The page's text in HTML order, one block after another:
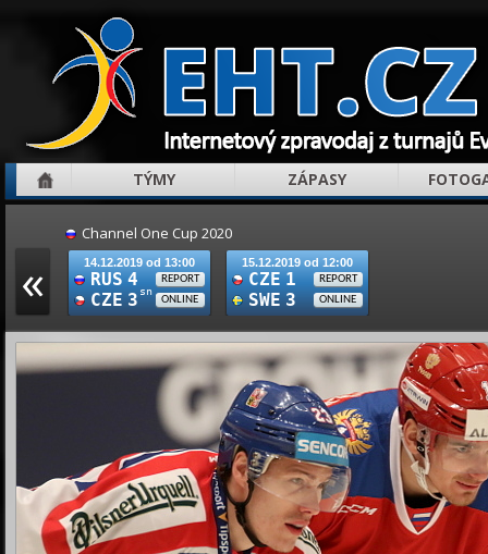
TÝMY ZÁPASY
«
Channel One Cup 2020
14.12.2019 od 13:00
RUS 4 REPORT
CZE 3 sn
ONLINE
15.12.2019 od 12:00
CZE 1 REPORT
SWE 3 ONLINE